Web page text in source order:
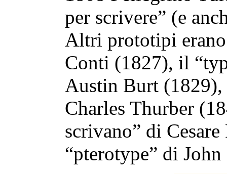
per scrivere” (e
Altri prototipi
Conti (1827), il
Austin Burt
Charles Thurber
scrivano” di
“pterotype” di